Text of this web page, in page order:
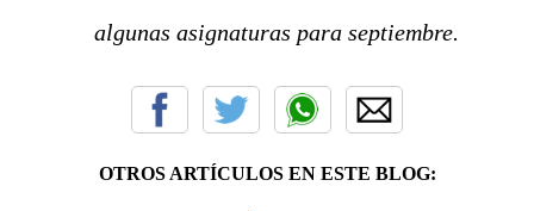
algunas asignaturas para septiembre.
OTROS ARTÍCULOS EN ESTE BLOG: